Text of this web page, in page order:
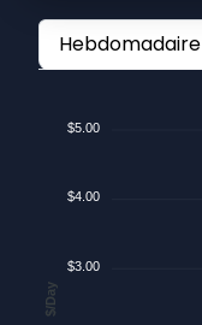
Hebdomadaire
$5.00
$4.00
$3.00
$/Day